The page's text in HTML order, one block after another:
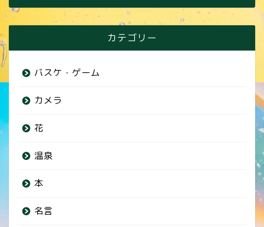
カテゴリー
バスケ・ゲーム
カメラ
花
温泉
本
名言